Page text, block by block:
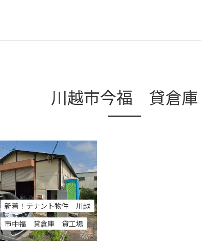
川越市今福 貸倉庫
新着！テナント物件 川越
市中福 貸倉庫 貸工場